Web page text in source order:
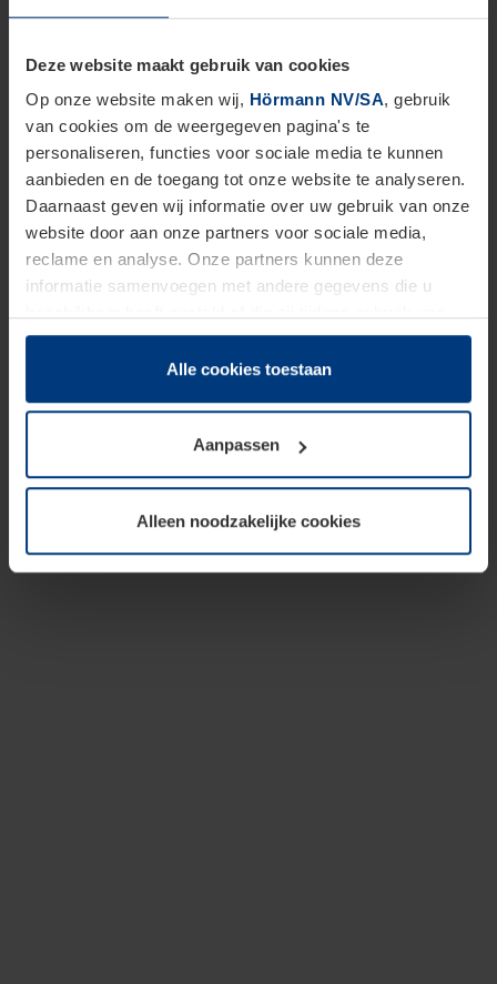
Deze website maakt gebruik van cookies
Op onze website maken wij, Hörmann NV/SA, gebruik
van cookies om de weergegeven pagina's te
personaliseren, functies voor sociale media te kunnen
aanbieden en de toegang tot onze website te analyseren.
Daarnaast geven wij informatie over uw gebruik van onze
website door aan onze partners voor sociale media,
reclame en analyse. Onze partners kunnen deze
informatie samenvoegen met andere gegevens die u
hun diensten hebben verzameld.
Juridisch hebben wij het recht om cookies op uw
van deze pagina's absoluut vereist is. Voor alle andere
soorten cookies is uw toestemming benodigd. Uw
toestemming kunt u op elk moment bij de uitleg van de
wijzigen of herroepen.
Alle cookies toestaan
Aanpassen
Alleen noodzakelijke cookies